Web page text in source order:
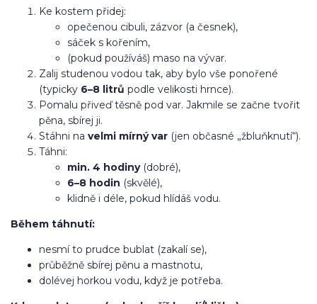
Ke kostem přidej:
opečenou cibuli, zázvor (a česnek),
sáček s kořením,
(pokud používáš) maso na vývar.
Zalij studenou vodou tak, aby bylo vše ponořené
(typicky 6–8 litrů podle velikosti hrnce).
Pomalu přiveď těsně pod var. Jakmile se začne tvořit
pěna, sbírej ji.
Stáhni na velmi mírný var (jen občasné „žbluňknutí“).
Táhni:
min. 4 hodiny(dobré),
6–8 hodin (skvělé),
klidně i déle, pokud hlídáš vodu.
Během táhnutí:
nesmí to prudce bublat (zakalí se),
průběžně sbírej pěnu a mastnotu,
dolévej horkou vodu, když je potřeba.